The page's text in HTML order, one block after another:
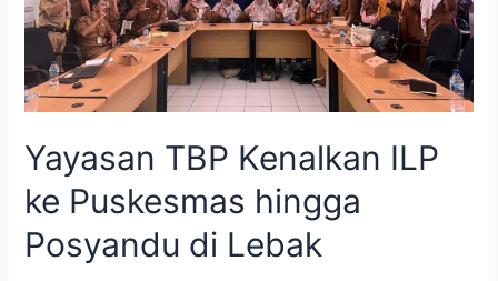
Yayasan TBP Kenalkan ILP
ke Puskesmas hingga
Posyandu di Lebak